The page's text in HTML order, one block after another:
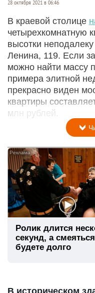
28 октября 2021 в 06:46
В краевой столице
четырехкомнатную
высотки
Ленина, 119. Если
можно найти массу
примера элитной
прекрасно виден
квартиры
млн рублей.
Ролик длится
секунд, а
будете долго